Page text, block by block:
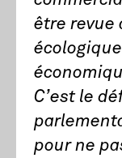
être revue
C’est le
pour ne